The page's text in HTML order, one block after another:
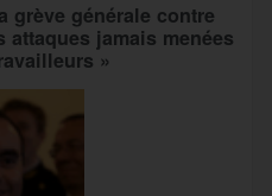
grève générale contre
attaques jamais menées
»